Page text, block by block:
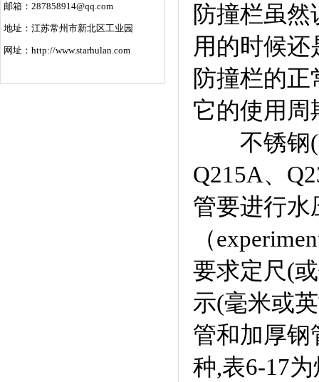
防撞栏虽然
用的时候
防撞栏的
它的使用周
不锈钢(
Q215A、
管要进行水
（
要求定尺(
示(毫米或
管和加厚钢
种,表6-17
邮箱：287858914@qq.com
地址：江苏常州市新北区工业园
网址：http://www.starhulan.com